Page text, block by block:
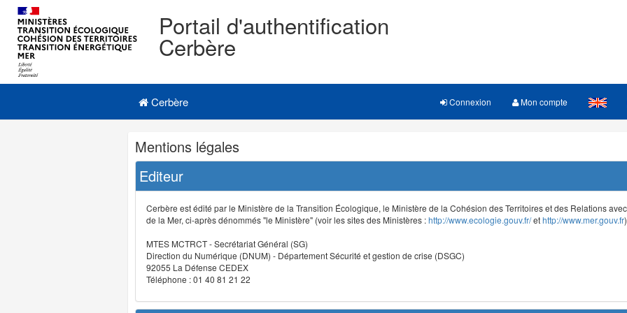
Portail d'authentification
Cerbère
Navigation
Menu principal
Cerbère Connexion Mon compte
Navigation
et
outils
annexes
Mentions légales
Editeur
Cerbère est édité par le Ministère de la Transition Écologique, le Ministère de la Cohésion des Territoires et des Relations
de la Mer, ci-après dénommés "le Ministère" (voir les sites des Ministères :http://www.ecologie.gouv.fr/ethttp://www.mer.gouv.fr
MTES MCTRCT - Secrétariat Général (SG)
Direction du Numérique (DNUM) - Département Sécurité et gestion de crise (DSGC)
92055 La Défense CEDEX
Téléphone : 01 40 81 21 22